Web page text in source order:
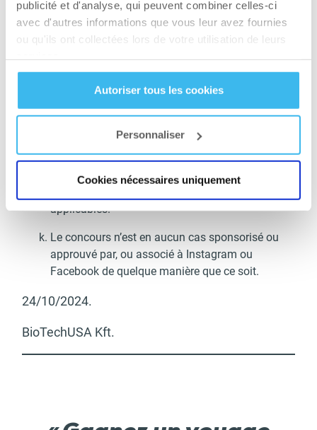
publicité et d'analyse, qui peuvent combiner celles-ci
avec d'autres informations que vous leur avez fournies
ou qu'ils ont collectées lors de votre utilisation de leurs
Autoriser tous les cookies
Personnaliser
Cookies nécessaires uniquement
ou raisonnablement suspectée.
L’Organisateur ne peut être tenu responsable des
L’Organisateur se réserve le droit de modifier
unilatéralement le présent Règlement ou de
mettre fin au Jeu à tout moment.
Si le présent Règlement ne réglemente pas une
question particulière, les dispositions applicables
applicables.
Le concours n’est en aucun cas sponsorisé ou
approuvé par, ou associé à Instagram ou
Facebook de quelque manière que ce soit.
24/10/2024.
BioTechUSA Kft.